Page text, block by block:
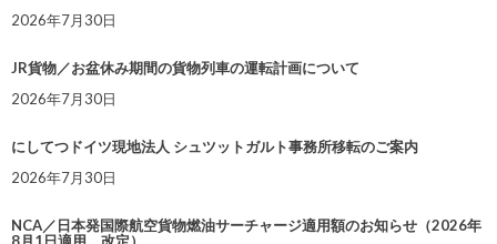
2026年7月30日
JR貨物／お盆休み期間の貨物列車の運転計画について
2026年7月30日
にしてつドイツ現地法人 シュツットガルト事務所移転のご案内
2026年7月30日
NCA／日本発国際航空貨物燃油サーチャージ適用額のお知らせ（2026年